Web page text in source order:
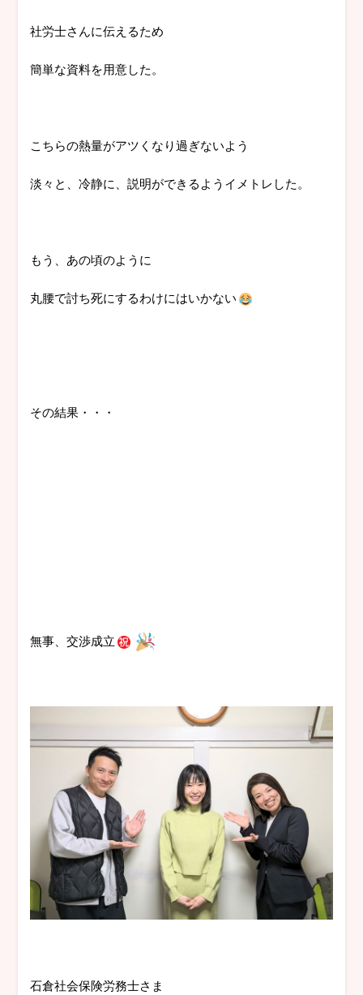
社労士さんに伝えるため
簡単な資料を用意した。
こちらの熱量がアツくなり過ぎないよう
淡々と、冷静に、説明ができるようイメトレした。
もう、あの頃のように
丸腰で討ち死にするわけにはいかない
その結果・・・
無事、交渉成立
石倉社会保険労務士さま